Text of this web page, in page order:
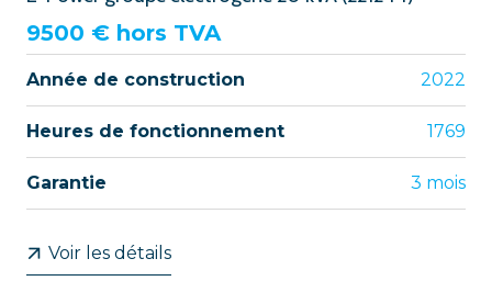
9500 € hors TVA
Année de construction 2022
Heures de fonctionnement 1769
Garantie 3 mois
Voir les détails